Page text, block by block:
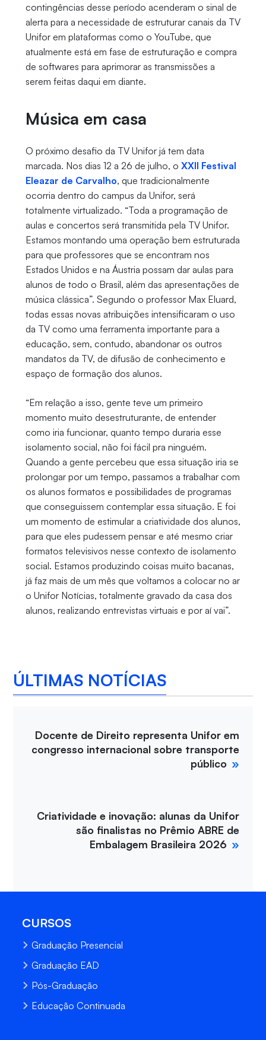
contingências desse período acenderam o sinal de
alerta para a necessidade de estruturar canais da TV
Unifor em plataformas como o YouTube, que
atualmente está em fase de estruturação e compra
de softwares para aprimorar as transmissões a
serem feitas daqui em diante.
Música em casa
O próximo desafio da TV Unifor já tem data
marcada. Nos dias 12 a 26 de julho, o XXII Festival
Eleazar de Carvalho, que tradicionalmente
ocorria dentro do campus da Unifor, será
totalmente virtualizado. “Toda a programação de
aulas e concertos será transmitida pela TV Unifor.
Estamos montando uma operação bem estruturada
para que professores que se encontram nos
Estados Unidos e na Áustria possam dar aulas para
alunos de todo o Brasil, além das apresentações de
música clássica”. Segundo o professor Max Eluard,
todas essas novas atribuições intensificaram o uso
da TV como uma ferramenta importante para a
educação, sem, contudo, abandonar os outros
mandatos da TV, de difusão de conhecimento e
espaço de formação dos alunos.
“Em relação a isso, gente teve um primeiro
momento muito desestruturante, de entender
como iria funcionar, quanto tempo duraria esse
isolamento social, não foi fácil pra ninguém.
Quando a gente percebeu que essa situação iria se
prolongar por um tempo, passamos a trabalhar com
os alunos formatos e possibilidades de programas
que conseguissem contemplar essa situação. E foi
um momento de estimular a criatividade dos alunos,
para que eles pudessem pensar e até mesmo criar
formatos televisivos nesse contexto de isolamento
social. Estamos produzindo coisas muito bacanas,
já faz mais de um mês que voltamos a colocar no ar
o Unifor Notícias, totalmente gravado da casa dos
alunos, realizando entrevistas virtuais e por aí vai”.
ÚLTIMAS NOTÍCIAS
Docente de Direito representa Unifor em
congresso internacional sobre transporte
público
Criatividade e inovação: alunas da Unifor
são finalistas no Prêmio ABRE de
Embalagem Brasileira 2026
CURSOS
Graduação Presencial
Graduação EAD
Pós-Graduação
Educação Continuada